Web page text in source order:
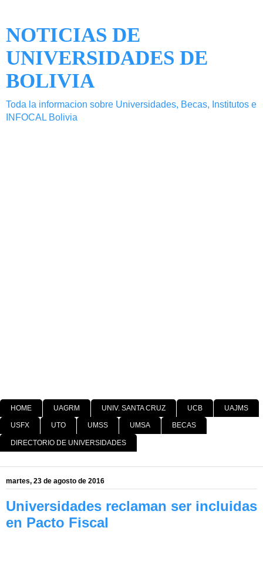
NOTICIAS DE
UNIVERSIDADES DE
BOLIVIA
Toda la informacion sobre Universidades, Becas, Institutos e
INFOCAL Bolivia
HOME UAGRM UNIV. SANTA CRUZ UCB UAJMS
USFX UTO UMSS UMSA BECAS
DIRECTORIO DE UNIVERSIDADES
martes, 23 de agosto de 2016
Universidades reclaman ser incluidas
en Pacto Fiscal